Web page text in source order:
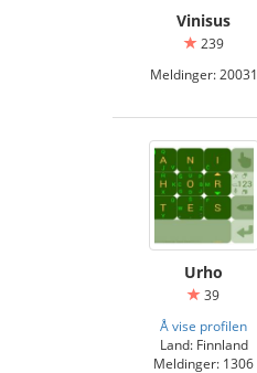
Vinisus
239
Meldinger: 20031
Urho
39
Å vise profilen
Land: Finnland
Meldinger: 1306